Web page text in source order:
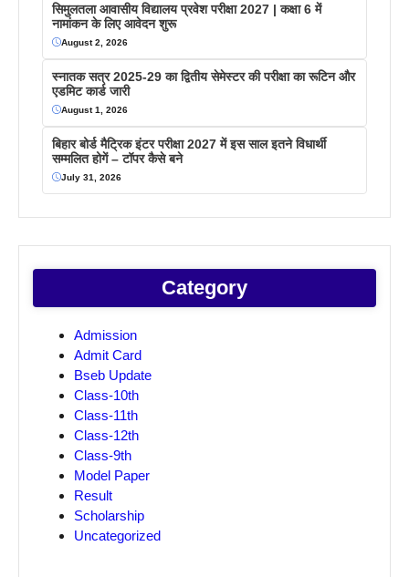
सिमुलतला आवासीय विद्यालय प्रवेश परीक्षा 2027 | कक्षा 6 में
नामांकन के लिए आवेदन शुरू
August 2, 2026
स्नातक सत्र 2025-29 का द्वितीय सेमेस्टर की परीक्षा का रूटिन और
एडमिट कार्ड जारी
August 1, 2026
बिहार बोर्ड मैट्रिक इंटर परीक्षा 2027 में इस साल इतने विधार्थी
सम्मलित होगें – टॉपर कैसे बने
July 31, 2026
Category
Admission
Admit Card
Bseb Update
Class-10th
Class-11th
Class-12th
Class-9th
Model Paper
Result
Scholarship
Uncategorized